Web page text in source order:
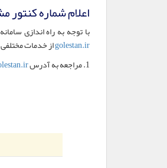
اعلام شماره
با توجه به راه اندازی
golestan.irاز خدمات
1. مراجعه به آدرس